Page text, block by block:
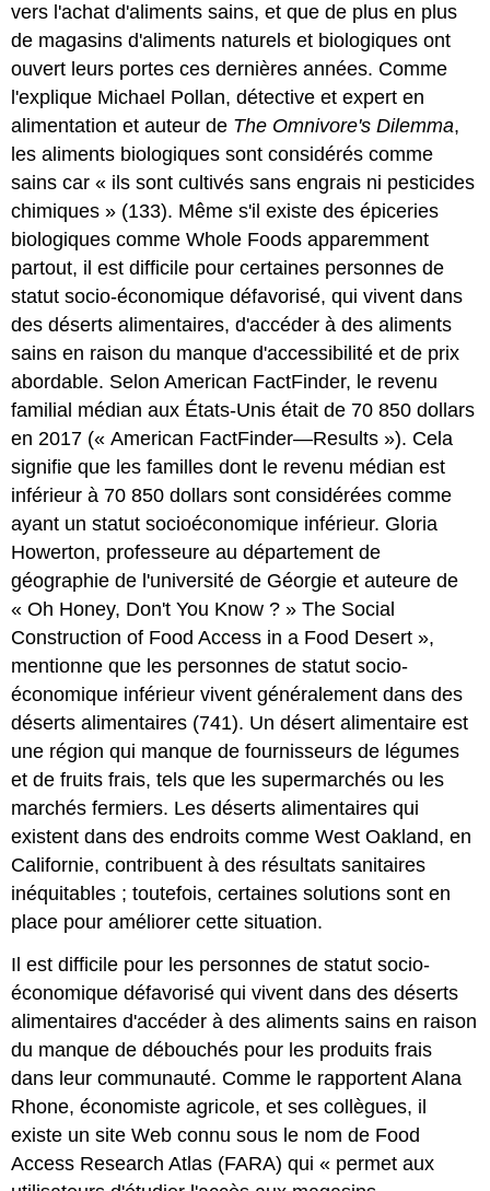
vers l'achat d'aliments sains, et que de plus en plus
de magasins d'aliments naturels et biologiques ont
ouvert leurs portes ces dernières années. Comme
l'explique Michael Pollan, détective et expert en
alimentation et auteur de The Omnivore's Dilemma,
les aliments biologiques sont considérés comme
sains car « ils sont cultivés sans engrais ni pesticides
chimiques » (133). Même s'il existe des épiceries
biologiques comme Whole Foods apparemment
partout, il est difficile pour certaines personnes de
statut socio-économique défavorisé, qui vivent dans
des déserts alimentaires, d'accéder à des aliments
sains en raison du manque d'accessibilité et de prix
abordable. Selon American FactFinder, le revenu
familial médian aux États-Unis était de 70 850 dollars
en 2017 (« American FactFinder—Results »). Cela
signifie que les familles dont le revenu médian est
inférieur à 70 850 dollars sont considérées comme
ayant un statut socioéconomique inférieur. Gloria
Howerton, professeure au département de
géographie de l'université de Géorgie et auteure de
« Oh Honey, Don't You Know ? » The Social
Construction of Food Access in a Food Desert »,
mentionne que les personnes de statut socio-
économique inférieur vivent généralement dans des
déserts alimentaires (741). Un désert alimentaire est
une région qui manque de fournisseurs de légumes
et de fruits frais, tels que les supermarchés ou les
marchés fermiers. Les déserts alimentaires qui
existent dans des endroits comme West Oakland, en
Californie, contribuent à des résultats sanitaires
inéquitables ; toutefois, certaines solutions sont en
place pour améliorer cette situation.
Il est difficile pour les personnes de statut socio-
économique défavorisé qui vivent dans des déserts
alimentaires d'accéder à des aliments sains en raison
du manque de débouchés pour les produits frais
dans leur communauté. Comme le rapportent Alana
Rhone, économiste agricole, et ses collègues, il
existe un site Web connu sous le nom de Food
Access Research Atlas (FARA) qui « permet aux